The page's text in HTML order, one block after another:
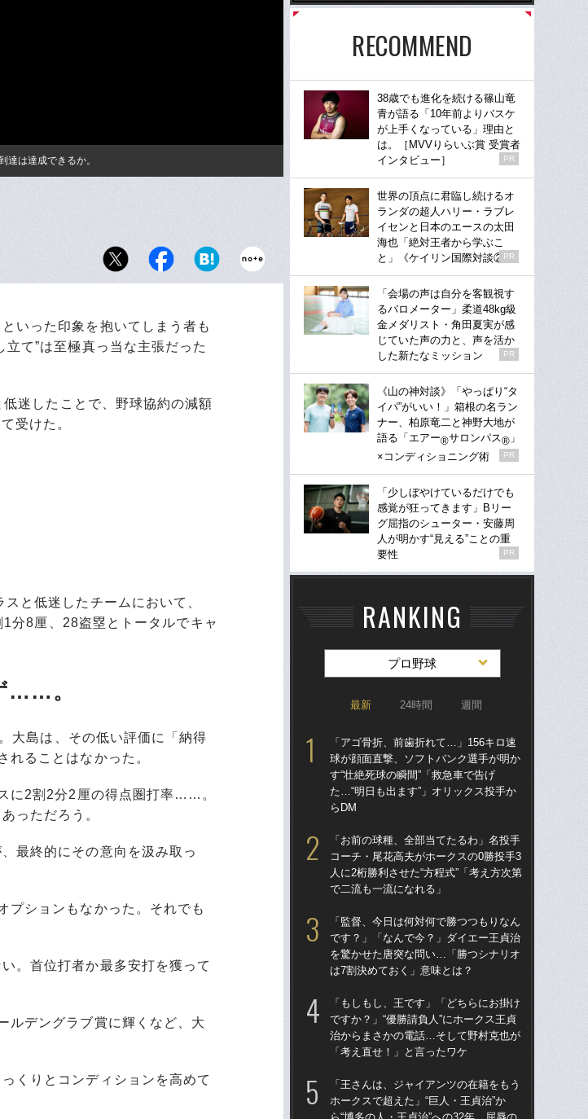
は達成できるか。
いった印象を抱いてしまう者も
て”は至極真っ当な主張だった
迷したことで、野球協約の減額
受けた。
と低迷したチームにおいて、
分8厘、28盗塁とトータルでキャ
……。
大島は、その低い評価に「納得
れることはなかった。
に2割2分2厘の得点圏打率……。
っただろう。
最終的にその意向を汲み取っ
ションもなかった。それでも
。首位打者か最多安打を獲って
デングラブ賞に輝くなど、大
くりとコンディションを高めて
RECOMMEND
38歳でも進化を続ける篠山竜
青が語る「10年前よりバスケ
が上手くなっている」理由と
は。［MVVりらいぶ賞 受賞者
インタビュー］
PR
世界の頂点に君臨し続けるオ
ランダの超人ハリー・ラブレ
イセンと日本のエースの太田
海也「絶対王者から学ぶこ
と」《ケイリン国際対談②》
PR
「会場の声は自分を客観視す
るバロメーター」柔道48kg級
金メダリスト・角田夏実が感
じていた声の力と、声を活か
した新たなミッション
PR
《山の神対談》「やっぱり“タ
イパ”がいい！」箱根の名ラン
ナー、柏原竜二と神野大地が
語る「エアー®サロンパス® 」
×コンディショニング術
PR
「少しぼやけているだけでも
感覚が狂ってきます」Bリー
グ屈指のシューター・安藤周
人が明かす“見える”ことの重
要性
PR
RANKING
プロ野球
最新 24時間 週間
「アゴ骨折、前歯折れて…」156キロ速
球が顔面直撃、ソフトバンク選手が明か
す“壮絶死球の瞬間”「救急車で告げ
た…“明日も出ます”」オリックス投手か
らDM
「お前の球種、全部当てたるわ」名投手
コーチ・尾花高夫がホークスの0勝投手3
人に2桁勝利させた“方程式”「考え方次第
で二流も一流になれる」
「監督、今日は何対何で勝つつもりなん
です？」「なんで今？」ダイエー王貞治
を驚かせた唐突な問い…「勝つシナリオ
は7割決めておく」意味とは？
「もしもし、王です」「どちらにお掛け
ですか？」“優勝請負人”にホークス王貞
治からまさかの電話…そして野村克也が
「考え直せ！」と言ったワケ
「王さんは、ジャイアンツの在籍をもう
ホークスで超えた」“巨人・王貞治”か